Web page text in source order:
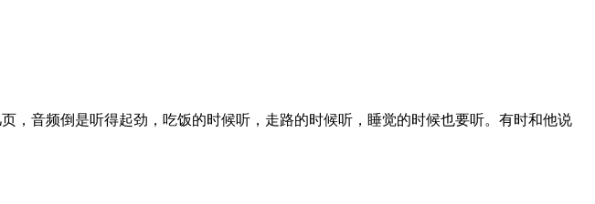
，音频倒是听得起劲，吃饭的时候听，走路的时候听，睡觉的时候也要听。有时和他说